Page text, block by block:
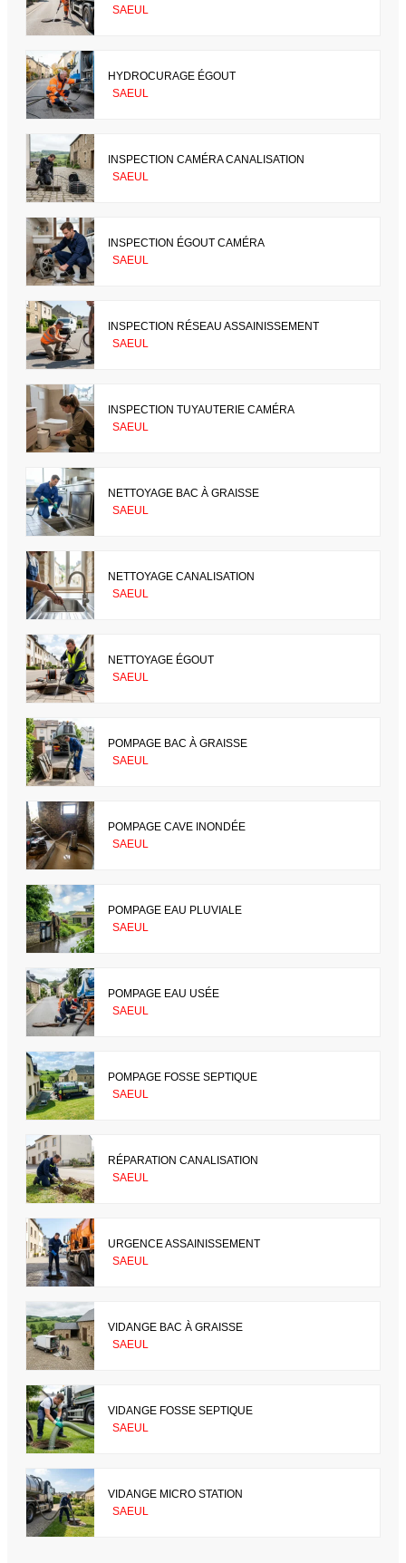
SAEUL
HYDROCURAGE ÉGOUT
SAEUL
INSPECTION CAMÉRA CANALISATION
SAEUL
INSPECTION ÉGOUT CAMÉRA
SAEUL
INSPECTION RÉSEAU ASSAINISSEMENT
SAEUL
INSPECTION TUYAUTERIE CAMÉRA
SAEUL
NETTOYAGE BAC À GRAISSE
SAEUL
NETTOYAGE CANALISATION
SAEUL
NETTOYAGE ÉGOUT
SAEUL
POMPAGE BAC À GRAISSE
SAEUL
POMPAGE CAVE INONDÉE
SAEUL
POMPAGE EAU PLUVIALE
SAEUL
POMPAGE EAU USÉE
SAEUL
POMPAGE FOSSE SEPTIQUE
SAEUL
RÉPARATION CANALISATION
SAEUL
URGENCE ASSAINISSEMENT
SAEUL
VIDANGE BAC À GRAISSE
SAEUL
VIDANGE FOSSE SEPTIQUE
SAEUL
VIDANGE MICRO STATION
SAEUL